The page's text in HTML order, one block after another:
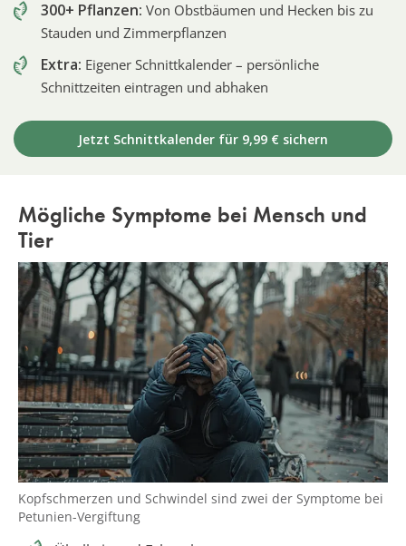
300+ Pflanzen: Von Obstbäumen und Hecken bis zu
Stauden und Zimmerpflanzen
Extra: Eigener Schnittkalender – persönliche
Schnittzeiten eintragen und abhaken
Jetzt Schnittkalender für 9,99 € sichern
Mögliche Symptome bei Mensch und
Tier
Kopfschmerzen und Schwindel sind zwei der Symptome bei
Petunien-Vergiftung